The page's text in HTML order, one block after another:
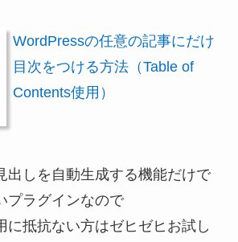
WordPressの任意の記事にだけ
目次をつける方法（Table of
Contents使用）
出しを自動生成する機能だけで
プラグインなので
に抵抗ない方はゼヒゼヒお試し